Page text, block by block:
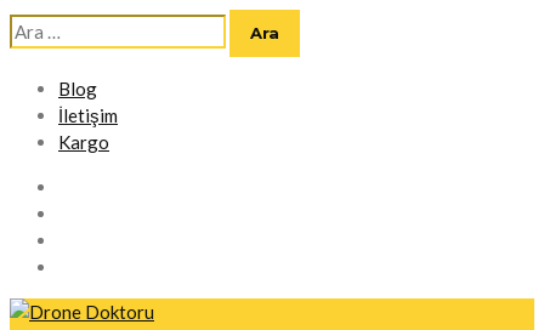
Arama:
Blog
İletişim
Kargo